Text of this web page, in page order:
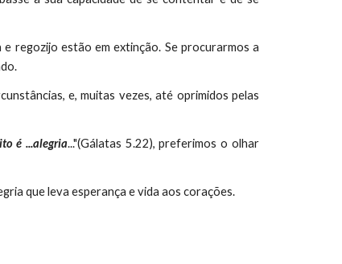
regozijo estão em extinção. Se procurarmos a
e, muitas vezes, até oprimidos pelas
é ...alegria..."(Gálatas 5.22), preferimos o olhar
que leva esperança e vida aos corações.